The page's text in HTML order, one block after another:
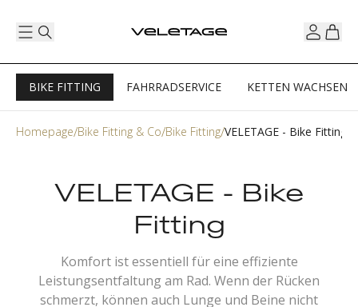
BIKE FITTING FAHRRADSERVICE KETTEN WACHSEN
Homepage Bike Fitting & Co Bike Fitting VELETAGE - Bike Fitting
VELETAGE - Bike
Fitting
Komfort ist essentiell für eine effiziente
Leistungsentfaltung am Rad. Wenn der Rücken
schmerzt, können auch Lunge und Beine nicht